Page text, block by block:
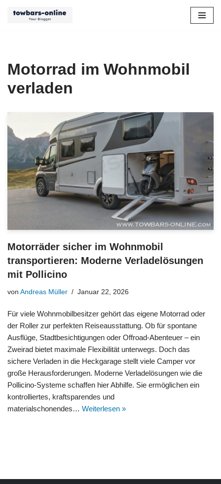
Motorrad im Wohnmobil
verladen
Motorräder sicher im Wohnmobil
transportieren: Moderne Verladelösungen
mit Pollicino
von Andreas Müller Januar 22, 2026
Für viele Wohnmobilbesitzer gehört das eigene Motorrad oder
der Roller zur perfekten Reiseausstattung. Ob für spontane
Ausflüge, Stadtbesichtigungen oder Offroad-Abenteuer – ein
Zweirad bietet maximale Flexibilität unterwegs. Doch das
sichere Verladen in die Heckgarage stellt viele Camper vor
große Herausforderungen. Moderne Verladelösungen wie die
Pollicino-Systeme schaffen hier Abhilfe. Sie ermöglichen ein
kontrolliertes, kraftsparendes und
materialschonendes… Weiterlesen »